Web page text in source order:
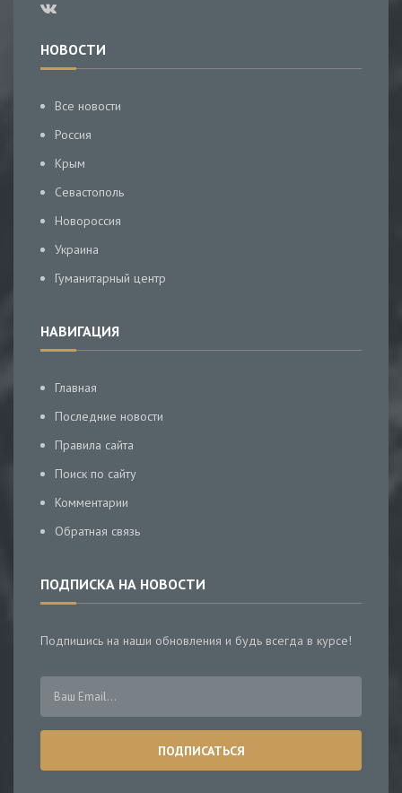
НОВОСТИ
Все новости
Россия
Крым
Севастополь
Новороссия
Украина
Гуманитарный центр
НАВИГАЦИЯ
Главная
Последние новости
Правила сайта
Поиск по сайту
Комментарии
Обратная связь
ПОДПИСКА НА НОВОСТИ
Подпишись на наши обновления и будь всегда в курсе!